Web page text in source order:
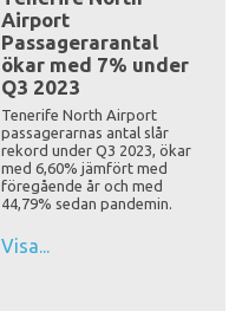
Airport
Passagerarantal
ökar med 7% under
Q3 2023
Tenerife North Airport
passagerarnas antal slår
rekord under Q3 2023, ökar
med 6,60% jämfört med
föregående år och med
44,79% sedan pandemin.
Visa...